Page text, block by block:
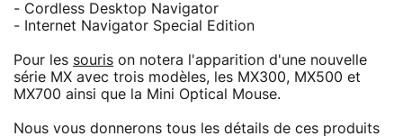
- Cordless Desktop Navigator
- Internet Navigator Special Edition
Pour les souris on notera l'apparition d'une nouvelle
série MX avec trois modèles, les MX300, MX500 et
MX700 ainsi que la Mini Optical Mouse.
Nous vous donnerons tous les détails de ces produits